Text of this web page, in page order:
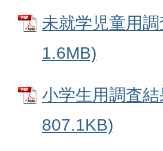
未就学児童用
1.6MB)
小学生用調査
807.1KB)